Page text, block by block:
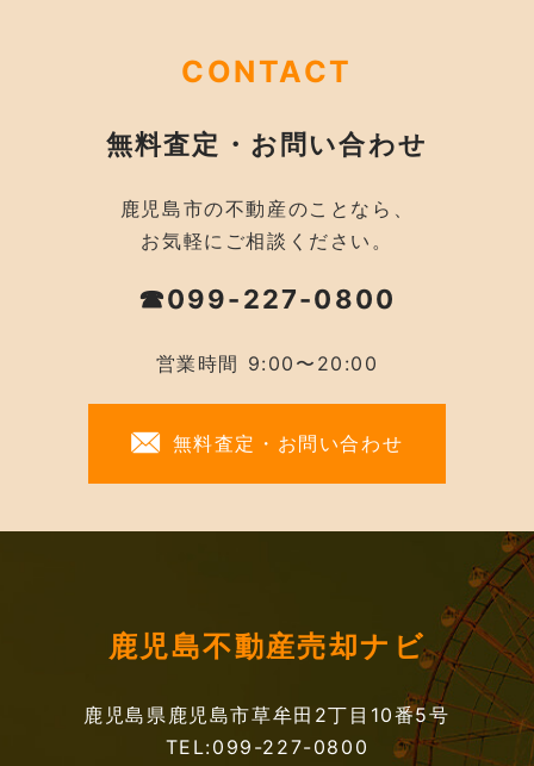
CONTACT
無料査定・お問い合わせ
鹿児島市の不動産のことなら、
お気軽にご相談ください。
☎099-227-0800
営業時間 9:00〜20:00
無料査定・お問い合わせ
鹿児島不動産売却ナビ
鹿児島県鹿児島市草牟田2丁目10番5号
TEL:099-227-0800